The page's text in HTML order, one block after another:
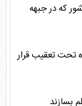
که در جبهه
آمریکا و اسرائیل در جنگ ۱۲ روزه تحت تعقیب قرار
بسازند